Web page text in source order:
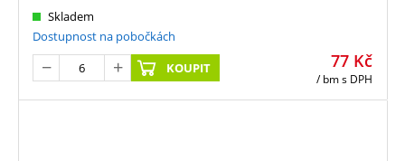
77 Kč
/ bms DPH
Skladem
Dostupnost na pobočkách
KOUPIT